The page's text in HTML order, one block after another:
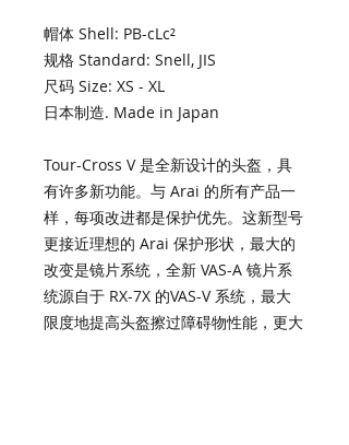
帽体 Shell: PB-cLc²
规格 Standard: Snell, JIS
尺码 Size: XS - XL
日本制造. Made in Japan
Tour-Cross V 是全新设计的头盔，具
有许多新功能。与 Arai 的所有产品一
样，每项改进都是保护优先。这新型号
更接近理想的 Arai 保护形状，最大的
改变是镜片系统，全新 VAS-A 镜片系
统源自于 RX-7X 的VAS-V 系统，最大
限度地提高头盔擦过障碍物性能，更大